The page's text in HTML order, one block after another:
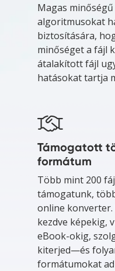
Magas
algoritmusokat
biztosítására,
minőséget a fájl
átalakított fájl
hatásokat tartja
Támogatott
formátum
Több mint 200
támogatunk,
online
kezdve képekig,
eBook-okig,
kiterjed—és
formátumokat